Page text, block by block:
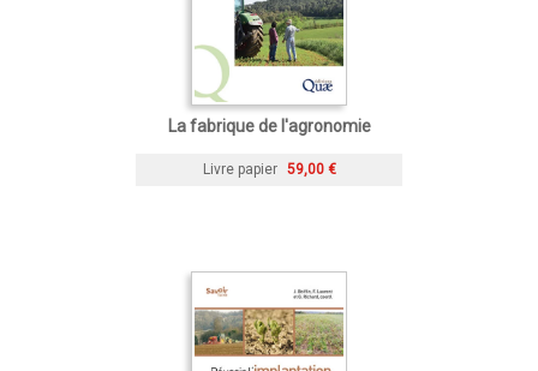
La fabrique de l'agronomie
Livre papier 59,00 €